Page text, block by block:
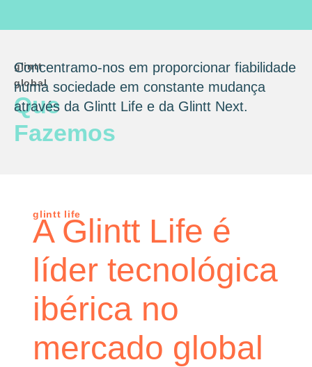
glintt
global
Que
Fazemos
Concentramo-nos em proporcionar fiabilidade
numa sociedade em constante mudança
através da Glintt Life e da Glintt Next.
glintt life
A Glintt Life é
líder tecnológica
ibérica no
mercado global